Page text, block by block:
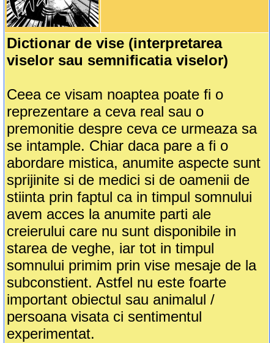
Dictionar de vise (interpretarea
viselor sau semnificatia viselor)
Ceea ce visam noaptea poate fi o
reprezentare a ceva real sau o
premonitie despre ceva ce urmeaza sa
se intample. Chiar daca pare a fi o
abordare mistica, anumite aspecte sunt
sprijinite si de medici si de oamenii de
stiinta prin faptul ca in timpul somnului
avem acces la anumite parti ale
creierului care nu sunt disponibile in
starea de veghe, iar tot in timpul
somnului primim prin vise mesaje de la
subconstient. Astfel nu este foarte
important obiectul sau animalul /
persoana visata ci sentimentul
experimentat.